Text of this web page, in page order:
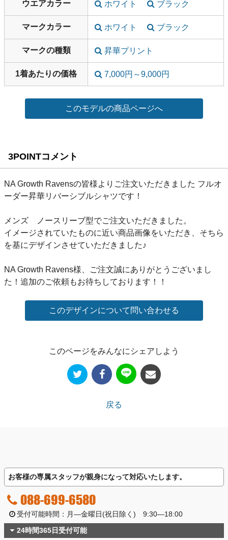
ウエアカラー ホワイト ブラック
マークカラー ホワイト ブラック
マークの種類 昇華プリント
1着あたりの価格 7,000円～9,000円
3POINTコメント
NA Growth Ravensの皆様よりご注文いただきました フルオ
ーダー昇華リバーシブルシャツです！
メンズ ノースリーブ型でご注文いただきました。
イメージされていたものに近い商品画像をいただき、そちら
を基にデザインさせていただきました♪
NA Growth Ravens様、ご注文誠にありがとうございまし
た！追加のご依頼もお待ちしております！！
このページをみんなにシェアしよう
戻る
お客様の専属スタッフが親身になって対応いたします。
088-699-6580
受付可能時間：月―金曜日(祝日除く) 9:30―18:00
24時間365日受付可能